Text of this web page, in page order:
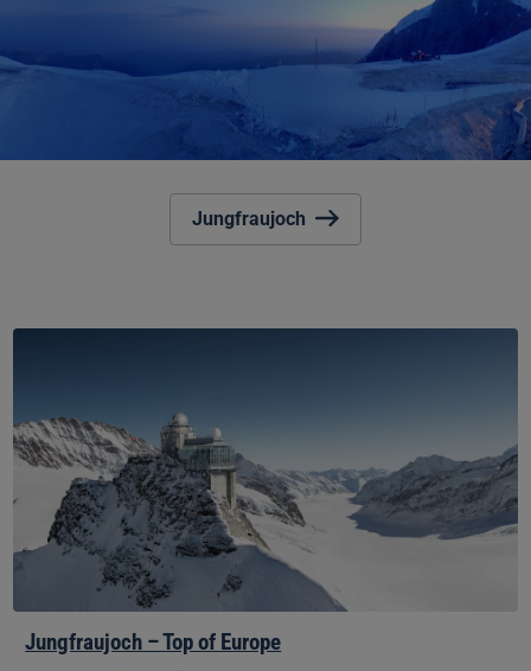
Jungfraujoch
Jungfraujoch
Europe
Jungfraujoch – Top of Europe